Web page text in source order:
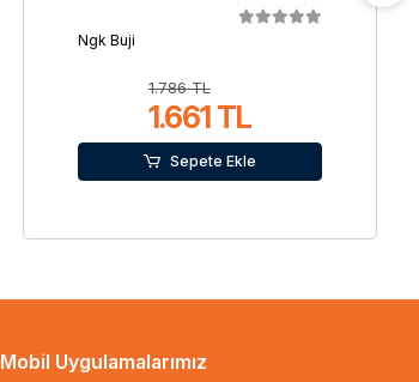
Ngk Buji
1.786 TL
1.661 TL
Sepete Ekle
Mobil Uygulamalarımız